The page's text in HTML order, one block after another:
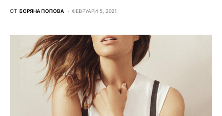
ОТ БОРЯНА ПОПОВА ФЕВРУАРИ 5, 2021